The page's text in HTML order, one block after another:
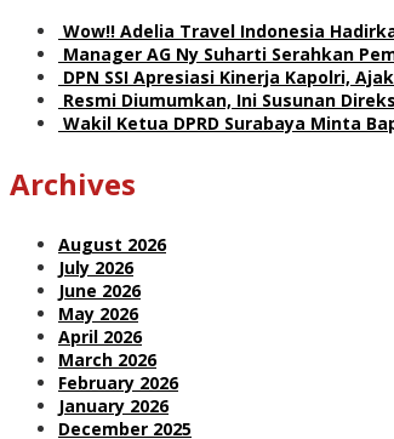
Wow!! Adelia Travel Indonesia
Manager AG Ny Suharti Serahkan
DPN SSI Apresiasi Kinerja Kapolri,
Resmi Diumumkan, Ini Susunan
Wakil Ketua DPRD Surabaya Minta
Archives
August 2026
July 2026
June 2026
May 2026
April 2026
March 2026
February 2026
January 2026
December 2025